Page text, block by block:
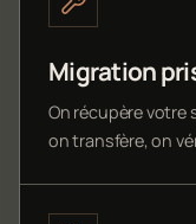
Migration
On récupère votre
on transfère, on